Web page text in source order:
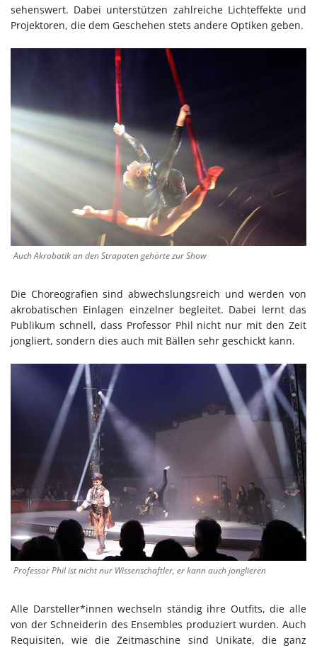
sehenswert. Dabei unterstützen zahlreiche Lichteffekte und
Projektoren, die dem Geschehen stets andere Optiken geben.
Auch Akrobatik an den Strapaten gehörte zur Show
Die Choreografien sind abwechslungsreich und werden von
akrobatischen Einlagen einzelner begleitet. Dabei lernt das
Publikum schnell, dass Professor Phil nicht nur mit den Zeit
jongliert, sondern dies auch mit Bällen sehr geschickt kann.
Professor Phil ist nicht nur Wissenschaftler, er kann auch jonglieren
Alle Darsteller*innen wechseln ständig ihre Outfits, die alle
von der Schneiderin des Ensembles produziert wurden. Auch
Requisiten, wie die Zeitmaschine sind Unikate, die ganz